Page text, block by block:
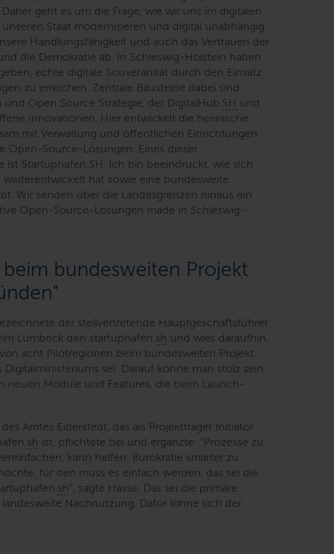
geht es um die Frage, wie wir uns im digitalen
Staat modernisieren und digital unabhängig
Handlungsfähigkeit und auch das Vertrauen der
die Demokratie ab. In Schleswig-Holstein haben
echte digitale Souveränität durch den Einsatz
zu erreichen. Zentrale Bausteine dabei sind
Open Source Strategie, der DigitalHub.SH und
Innovationen. Hier entwickelt die heimische
mit Verwaltung und öffentlichen Einrichtungen
Open-Source-Lösungen. Eines dieser
ist Startuphafen.SH. Ich bin beeindruckt, wie sich
hat sowie eine bundesweite
Wir senden über die Landesgrenzen hinaus ein
Open-Source-Lösungen made in Schleswig-
bundesweiten Projekt
der stellvertretende Hauptgeschäftsführer
Lumbeck den startuphafen.sh und wies daraufhin,
acht Pilotregionen beim bundesweiten Projekt
sei. Darauf könne man stolz sein
neuen Module und Features, die beim Launch-
Amtes Eiderstedt, das als Projektträger Initiator
sh ist, pflichtete bei und ergänzte: "Prozesse zu
kann helfen, Bürokratie smarter zu
für den muss es einfach werden, das sei die
sh" , sagte Hasse. Das sei die primäre
Nachnutzung. Dafür lohne sich der